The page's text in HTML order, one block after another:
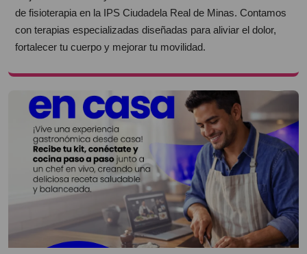
de fisioterapia en la IPS Ciudadela Real de Minas. Contamos
con terapias especializadas diseñadas para aliviar el dolor,
fortalecer tu cuerpo y mejorar tu movilidad.